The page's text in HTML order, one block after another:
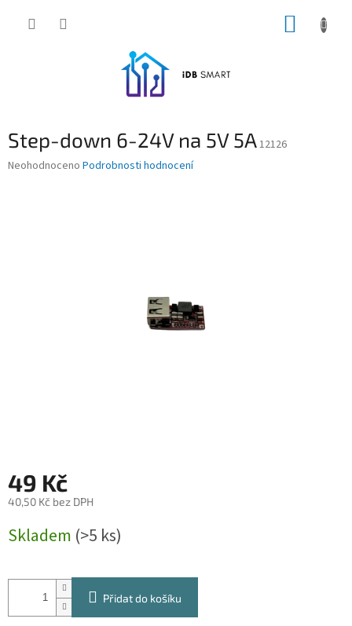
Step-down 6-24V na 5V 5A12126
Průměrné
Neohodnoceno Podrobnosti hodnocení
49 Kč
40,50 Kč bez DPH
cena:
Skladem (>5 ks)
Přidat do košíku